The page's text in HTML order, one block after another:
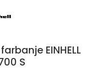
EINHELL
S